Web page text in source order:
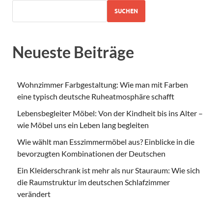
SUCHEN
Neueste Beiträge
Wohnzimmer Farbgestaltung: Wie man mit Farben
eine typisch deutsche Ruheatmosphäre schafft
Lebensbegleiter Möbel: Von der Kindheit bis ins Alter –
wie Möbel uns ein Leben lang begleiten
Wie wählt man Esszimmermöbel aus? Einblicke in die
bevorzugten Kombinationen der Deutschen
Ein Kleiderschrank ist mehr als nur Stauraum: Wie sich
die Raumstruktur im deutschen Schlafzimmer
verändert